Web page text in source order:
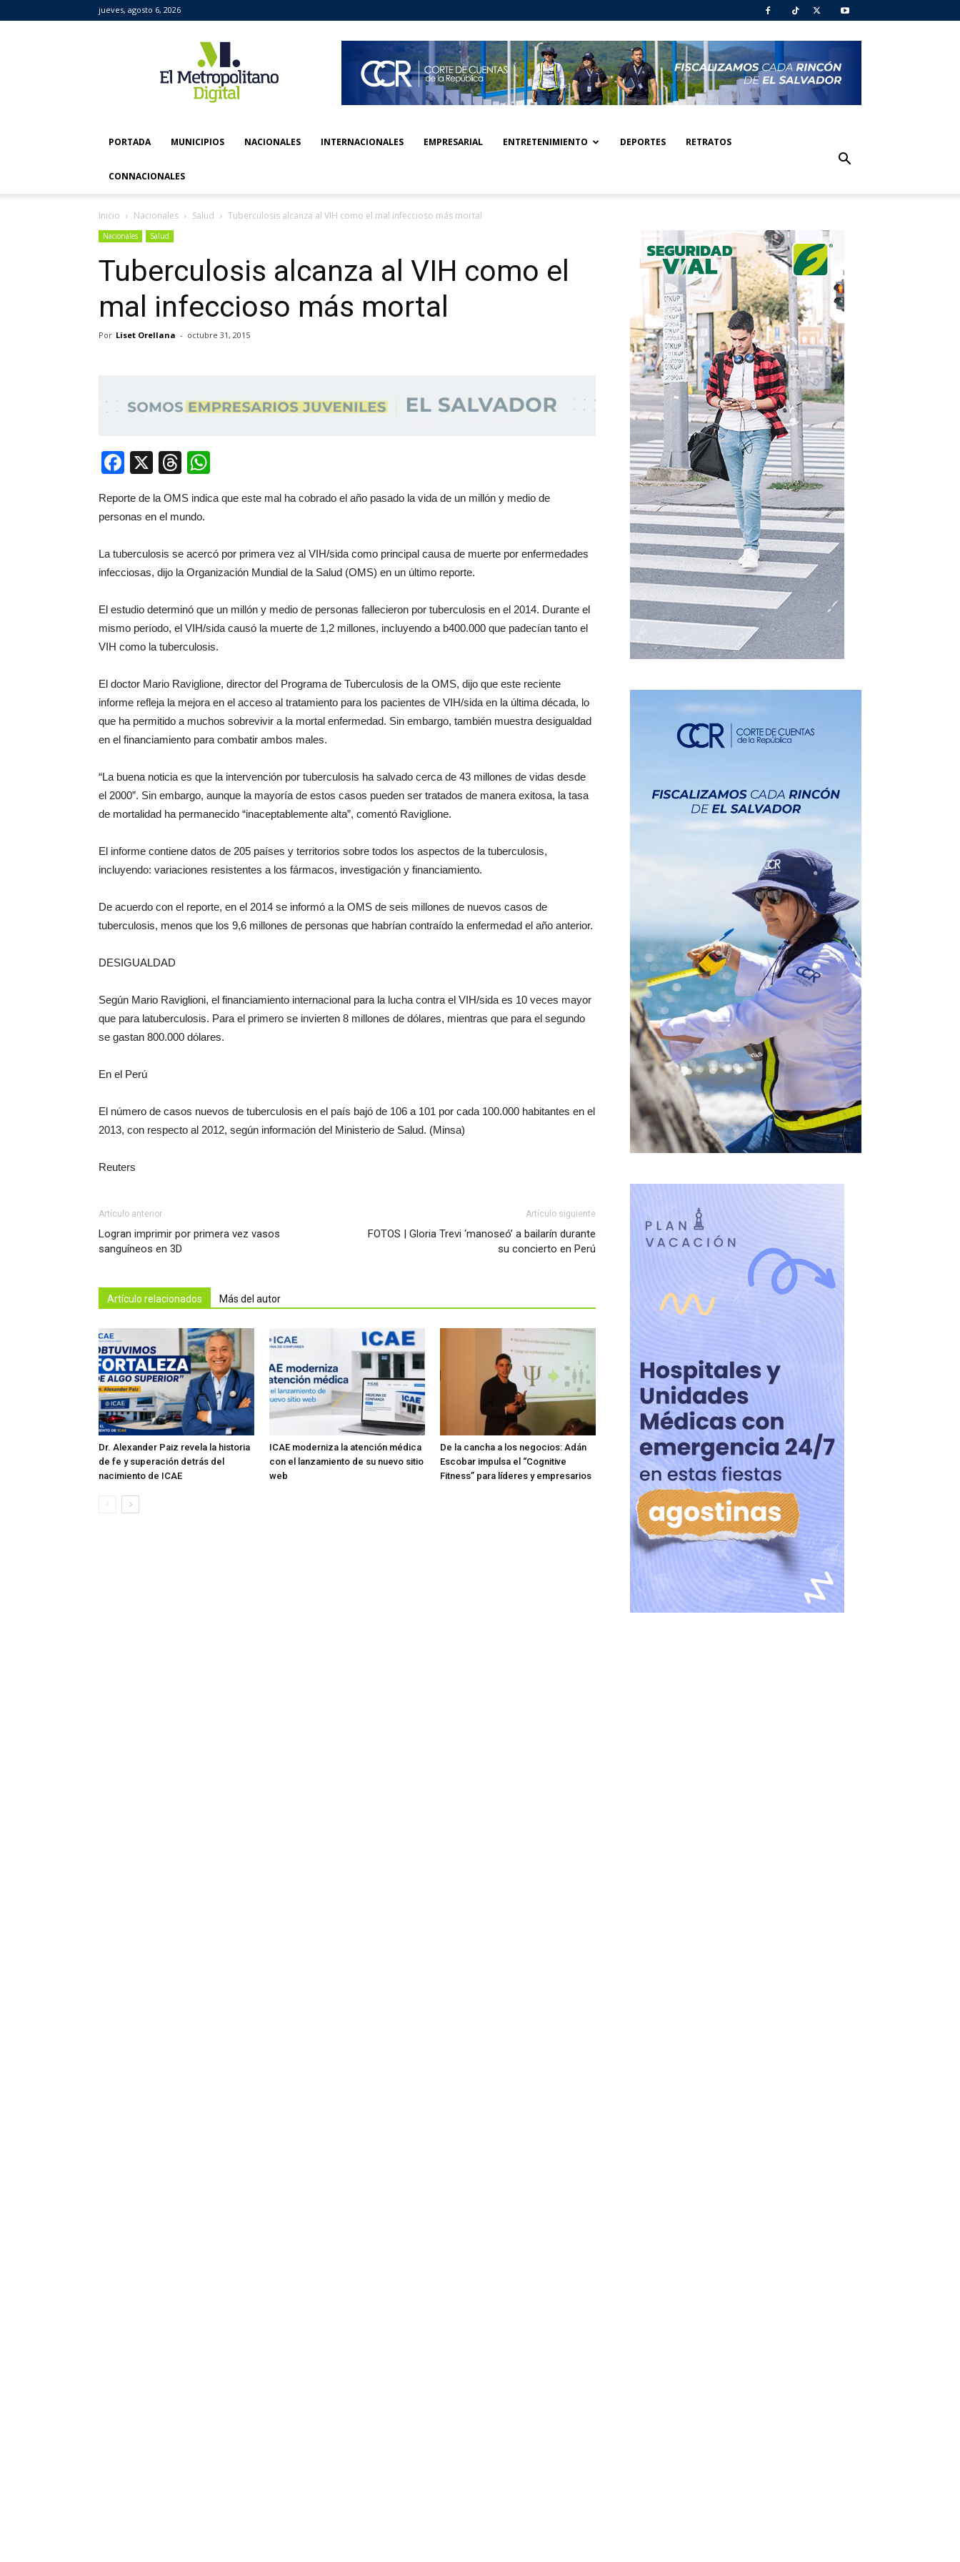
jueves, agosto 6, 2026
Metropolitano
Digital
PORTADA MUNICIPIOS NACIONALES INTERNACIONALES EMPRESARIAL ENTRETENIMIENTO DEPORTES RETRATOS
CONNACIONALES
Inicio Nacionales Salud Tuberculosis alcanza al VIH como el mal infeccioso más mortal
Nacionales Salud
Tuberculosis alcanza al VIH como el
mal infeccioso más mortal
Por Liset Orellana - octubre 31, 2015
Facebook
X Threads
Reporte de la OMS indica que este mal ha cobrado el año pasado la vida de un millón y medio de
personas en el mundo.
La tuberculosis se acercó por primera vez al VIH/sida como principal causa de muerte por enfermedades
infecciosas, dijo la Organización Mundial de la Salud (OMS) en un último reporte.
El estudio determinó que un millón y medio de personas fallecieron por tuberculosis en el 2014. Durante el
mismo período, el VIH/sida causó la muerte de 1,2 millones, incluyendo a b400.000 que padecían tanto el
VIH como la tuberculosis.
El doctor Mario Raviglione, director del Programa de Tuberculosis de la OMS, dijo que este reciente
informe refleja la mejora en el acceso al tratamiento para los pacientes de VIH/sida en la última década, lo
que ha permitido a muchos sobrevivir a la mortal enfermedad. Sin embargo, también muestra desigualdad
en el financiamiento para combatir ambos males.
“La buena noticia es que la intervención por tuberculosis ha salvado cerca de 43 millones de vidas desde
el 2000”. Sin embargo, aunque la mayoría de estos casos pueden ser tratados de manera exitosa, la tasa
de mortalidad ha permanecido “inaceptablemente alta”, comentó Raviglione.
El informe contiene datos de 205 países y territorios sobre todos los aspectos de la tuberculosis,
incluyendo: variaciones resistentes a los fármacos, investigación y financiamiento.
De acuerdo con el reporte, en el 2014 se informó a la OMS de seis millones de nuevos casos de
tuberculosis, menos que los 9,6 millones de personas que habrían contraído la enfermedad el año anterior.
DESIGUALDAD
Según Mario Raviglioni, el financiamiento internacional para la lucha contra el VIH/sida es 10 veces mayor
que para latuberculosis. Para el primero se invierten 8 millones de dólares, mientras que para el segundo
se gastan 800.000 dólares.
En el Perú
El número de casos nuevos de tuberculosis en el país bajó de 106 a 101 por cada 100.000 habitantes en el
2013, con respecto al 2012, según información del Ministerio de Salud. (Minsa)
Reuters
Artículo anterior
Logran imprimir por primera vez vasos
sanguíneos en 3D
Artículo siguiente
FOTOS | Gloria Trevi ‘manoseó’ a bailarín durante
su concierto en Perú
Artículo relacionados Más del autor
Dr. Alexander Paiz revela la historia
de fe y superación detrás del
nacimiento de ICAE
ICAE moderniza la atención médica
con el lanzamiento de su nuevo sitio
web
De la cancha a los negocios: Adán
Escobar impulsa el “Cognitive
Fitness” para líderes y empresarios